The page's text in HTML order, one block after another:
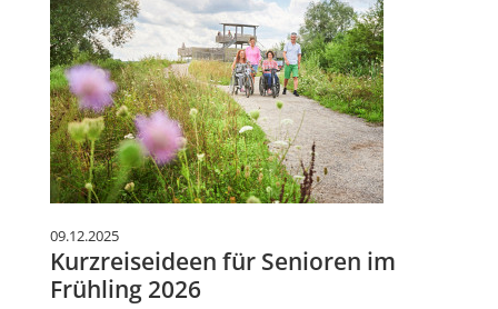
09.12.2025
Kurzreiseideen für Senioren im
Frühling 2026